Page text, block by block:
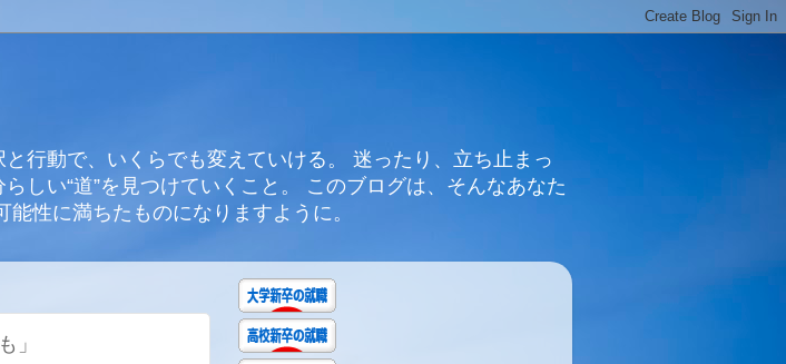
行動で、いくらでも変えていける。 迷ったり、立ち止まっ
しい“道”を見つけていくこと。 このブログは、そんなあなた
性に満ちたものになりますように。
」